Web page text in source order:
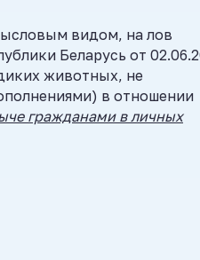
видом, на лов
Беларусь от
животных, не
в отношении
гражданами в личных